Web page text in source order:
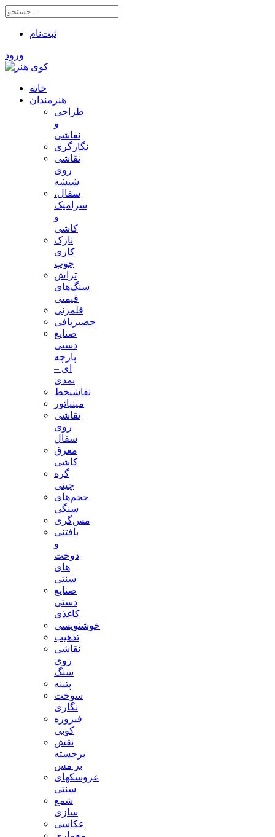
ثبت‌نام
ورود
خانه
هنرمندان
طراحی
و
نقاشی
نگارگری
نقاشی
روی
شیشه
سفال،
سرامیک
و
کاشی
نازک
کاری
چوب
تراش
سنگ‌های
قیمتی
قلمزنی
حصیربافی
صنایع
دستی
پارچه
ای –
نمدی
نقاشیخط
مینیاتور
نقاشی
روی
سفال
معرق
کاشی
گره
چینی
حجم‌های
سنگی
مس‌گری
بافتنی‌
و
دوخت
های
سنتی
صنایع
دستی
کاغذی
خوشنویسی
تذهیب
نقاشی
روی
سنگ
پتینه
سوخت
نگاری
فیروزه
کوبی
نقش
برجسته
بر مس
عروسکهای
سنتی
شمع
سازی
عکاسی